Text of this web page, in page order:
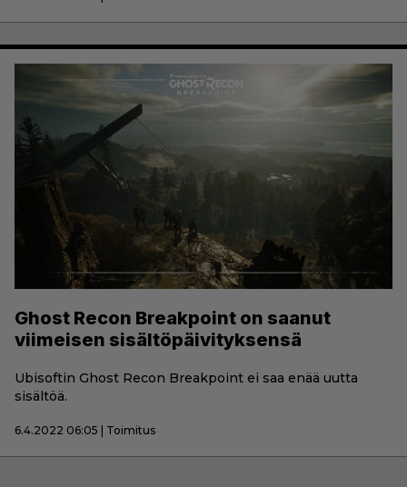
Ghost Recon Breakpoint on saanut
viimeisen sisältöpäivityksensä
Ubisoftin Ghost Recon Breakpoint ei saa enää uutta
sisältöä.
6.4.2022 06:05 | Toimitus